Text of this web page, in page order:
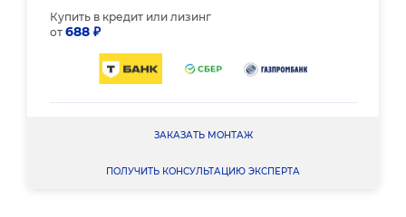
Купить в кредит или лизинг
от 688 ₽
ЗАКАЗАТЬ МОНТАЖ
ПОЛУЧИТЬ КОНСУЛЬТАЦИЮ ЭКСПЕРТА